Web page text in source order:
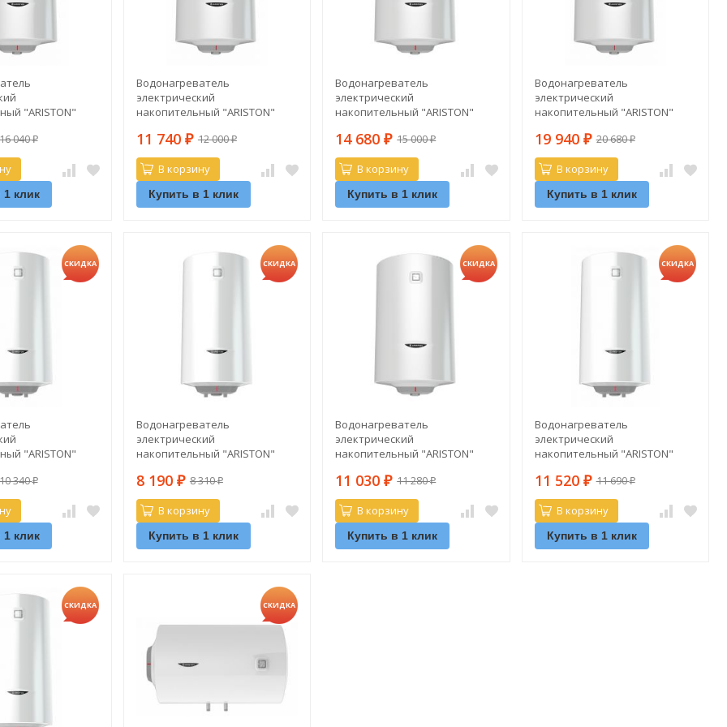
"ARISTON"
040₽
1 клик
Водонагреватель
электрический
накопительный "ARISTON"
11 740 ₽ 12 000₽
В корзину
Купить в 1 клик
Водонагреватель
электрический
накопительный "ARISTON"
14 680₽ 15 000₽
В корзину
Купить в 1 клик
Водонагреватель
электрический
накопительный "ARISTON"
19 940 ₽ 20 680₽
В корзину
Купить в 1 клик
СКИДКА
"ARISTON"
340₽
1 клик
СКИДКА
Водонагреватель
электрический
накопительный "ARISTON"
8 190 ₽ 8 310₽
В корзину
Купить в 1 клик
СКИДКА
Водонагреватель
электрический
накопительный "ARISTON"
11 030₽ 11 280₽
В корзину
Купить в 1 клик
СКИДКА
Водонагреватель
электрический
накопительный "ARISTON"
11 520 ₽ 11 690₽
В корзину
Купить в 1 клик
СКИДКА СКИДКА